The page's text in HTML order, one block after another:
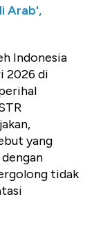
Arab',
Indonesia
2026 di
yang
tidak